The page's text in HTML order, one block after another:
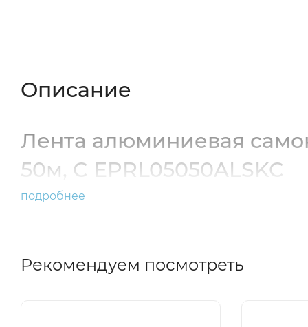
Описание
Лента алюминиевая
50м, C EPRL05050ALSKC
подробнее
Рекомендуем посмотреть